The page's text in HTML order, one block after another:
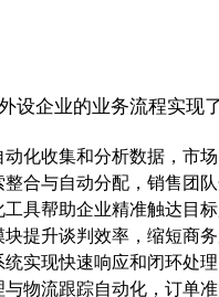
设企业的业务流程实现
动化收集和分析数据，市
整合与自动分配，销售团
工具帮助企业精准触达目
提升谈判效率，缩短商
统实现快速响应和闭环处
与物流跟踪自动化，订单